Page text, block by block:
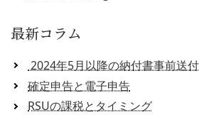
最新コラム
2024年5月以降の納付書事前送
確定申告と電子申告
RSUの課税とタイミング